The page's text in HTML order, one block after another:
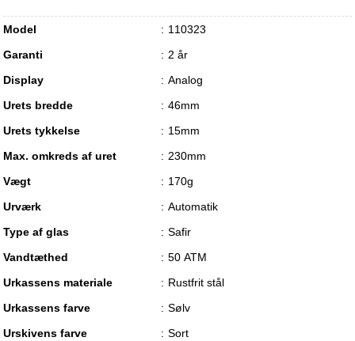
Model
110323
Garanti
2 år
Display
Analog
Urets bredde
46mm
Urets tykkelse
15mm
Max. omkreds af uret
230mm
Vægt
170g
Urværk
Automatik
Type af glas
Safir
Vandtæthed
50 ATM
Urkassens materiale
Rustfrit stål
Urkassens farve
Sølv
Urskivens farve
Sort